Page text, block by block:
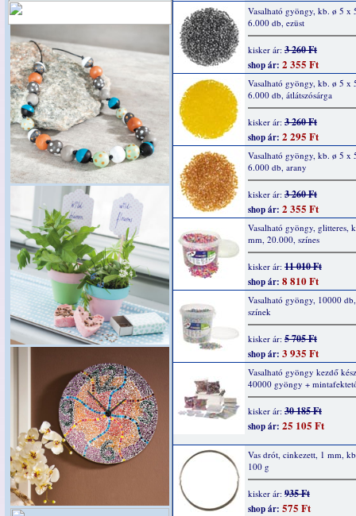
Vasalható gyöngy, kb. ø 5 x
6.000 db, ezüst
kisker ár: 3 260 Ft
shop ár: 2 355 Ft
Vasalható gyöngy, kb. ø 5 x
6.000 db, átlátszósárga
kisker ár: 3 260 Ft
shop ár: 2 295 Ft
Vasalható gyöngy, kb. ø 5 x
6.000 db, arany
kisker ár: 3 260 Ft
shop ár: 2 355 Ft
Vasalható gyöngy, glitteres,
mm, 20.000, színes
kisker ár: 11 010 Ft
shop ár: 8 810 Ft
Vasalható gyöngy, 10000
színek
kisker ár: 5 705 Ft
shop ár: 3 935 Ft
Vasalható gyöngy kezdő
40000 gyöngy +
kisker ár: 30 185 Ft
shop ár: 25 105 Ft
Vas drót, cinkezett, 1 mm,
100 g
kisker ár: 935 Ft
shop ár: 575 Ft